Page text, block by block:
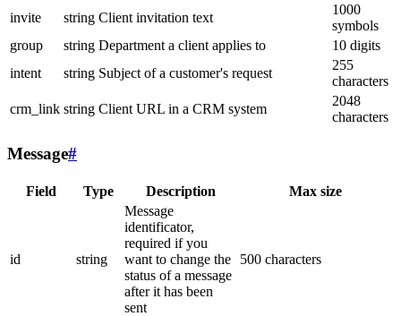
invite
string Client invitation text
1000
symbols
group
string Department a client applies to
10 digits
intent
string Subject of a customer's request
255
characters
crm_link string Client URL in a CRM system
2048
characters
Message#
Field Type Description Max size
id string
Message
identificator,
required if you
want to change the
status of a message
after it has been
sent
500 characters